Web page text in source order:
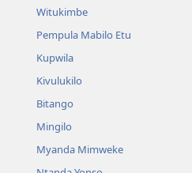
Witukimbe
Pempula Mabilo Etu
Kupwila
Kivulukilo
Bitango
Mingilo
Myanda Mimweke